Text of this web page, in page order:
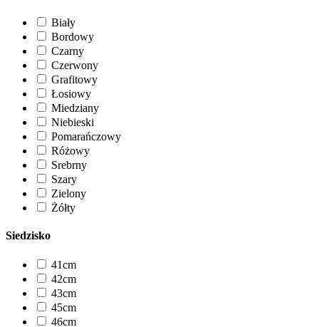
Biały
Bordowy
Czarny
Czerwony
Grafitowy
Łosiowy
Miedziany
Niebieski
Pomarańczowy
Różowy
Srebrny
Szary
Zielony
Żółty
Siedzisko
41cm
42cm
43cm
45cm
46cm